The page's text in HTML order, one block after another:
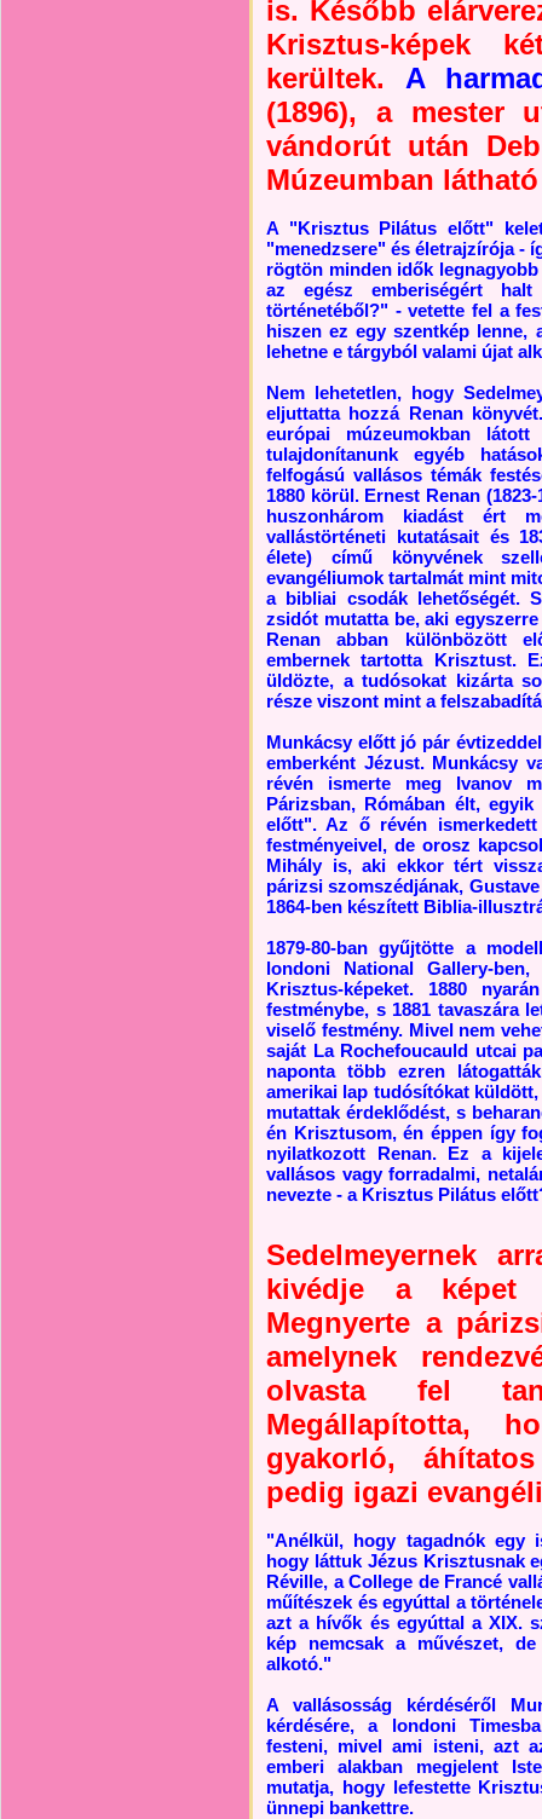
is. Később elárvere
Krisztus-képek
kerültek.
A
(1896), a mester
vándorút után
Múzeumban
A "Krisztus Pilátus előtt"
"menedzsere" és életrajzírója -
rögtön minden idők
az egész emberiségért halt
történetéből?" - vetette fel a
hiszen ez egy szentkép lenne,
lehetne e tárgyból valami újat
Nem lehetetlen, hogy
eljuttatta hozzá Renan
európai múzeumokban
tulajdonítanunk egyéb
felfogású vallásos témák
1880 körül. Ernest Renan
huszonhárom kiadást ért
vallástörténeti kutatásait és
élete) című könyvének
evangéliumok tartalmát mint
a bibliai csodák lehetőségét.
zsidót mutatta be, aki
Renan abban különbözött
embernek tartotta Krisztust.
üldözte, a tudósokat kizárta
része viszont mint a
Munkácsy előtt jó pár
emberként Jézust. Munkácsy
révén ismerte meg Ivanov
Párizsban, Rómában élt,
előtt". Az ő révén
festményeivel, de orosz
Mihály is, aki ekkor tért
párizsi szomszédjának,
1864-ben készített Biblia-
1879-80-ban gyűjtötte a
londoni National Gallery-
Krisztus-képeket. 1880
festménybe, s 1881 tavaszára
viselő festmény. Mivel nem
saját La Rochefoucauld utcai
naponta több ezren
amerikai lap tudósítókat
mutattak érdeklődést, s
én Krisztusom, én éppen így
nyilatkozott Renan. Ez a
vallásos vagy forradalmi,
nevezte - a Krisztus Pilátus
Sedelmeyernek
kivédje a képet
Megnyerte a
amelynek
olvasta fel
Megállapította,
gyakorló,
pedig igazi
"Anélkül, hogy tagadnók egy
hogy láttuk Jézus Krisztusnak
Réville, a College de Francé
műítészek és egyúttal a
azt a hívők és egyúttal a XIX.
kép nemcsak a művészet,
alkotó."
A vallásosság kérdéséről
kérdésére, a londoni
festeni, mivel ami isteni, azt
emberi alakban megjelent
mutatja, hogy lefestette
ünnepi bankettre.